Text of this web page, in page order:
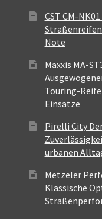
CST CM-
Note
Maxxis MA-
Touring-
Einsätze
Pirelli City
urbanen
Metzeler
Klassische